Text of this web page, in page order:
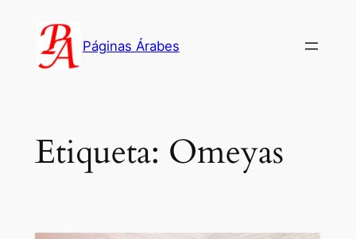
contenido
Páginas Árabes
Etiqueta: Omeyas